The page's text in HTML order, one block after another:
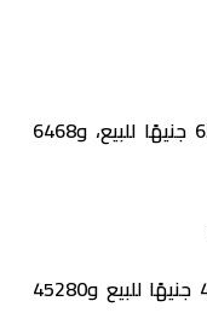
سجل سعر الذهب عيار 24 اليوم: 6525 جنيهًا للبيع، و6468
: 45680 جنيهًا للبيع و45280